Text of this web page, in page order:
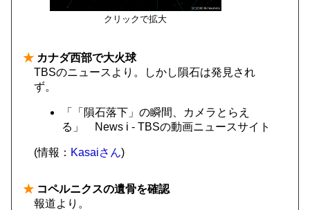
クリックで拡大
★ カナダ西部で大火球
TBSのニュースより。しかし隕石は発見され
ず。
「「隕石落下」の瞬間、カメラとらえ
る」 News i - TBSの動画ニュースサイト
(情報： Kasaiさん)
★ コペルニクスの遺骨を確認
報道より。